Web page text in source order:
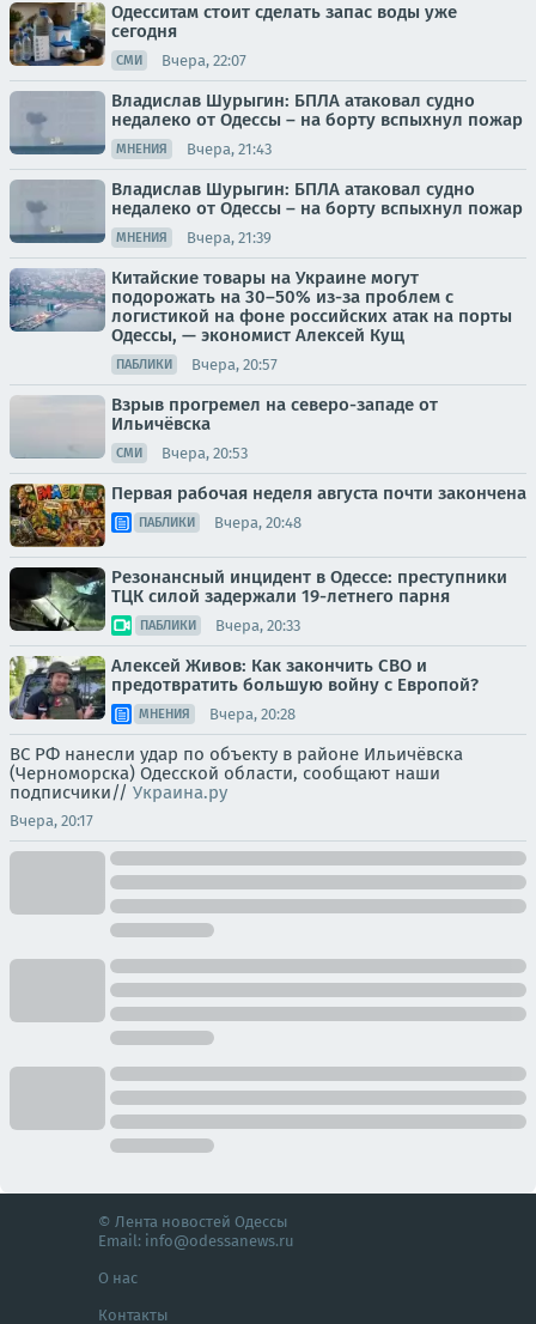
Одесситам стоит сделать запас воды уже
сегодня
СМИ Вчера, 22:07
Владислав Шурыгин: БПЛА атаковал судно
недалеко от Одессы – на борту вспыхнул пожар
МНЕНИЯ Вчера, 21:43
Владислав Шурыгин: БПЛА атаковал судно
недалеко от Одессы – на борту вспыхнул пожар
МНЕНИЯ Вчера, 21:39
Китайские товары на Украине могут
подорожать на 30–50% из-за проблем с
логистикой на фоне российских атак на порты
Одессы, — экономист Алексей Кущ
ПАБЛИКИ Вчера, 20:57
Взрыв прогремел на северо-западе от
Ильичёвска
СМИ Вчера, 20:53
Первая рабочая неделя августа почти закончена
ПАБЛИКИ Вчера, 20:48
Резонансный инцидент в Одессе: преступники
ТЦК силой задержали 19-летнего парня
ПАБЛИКИ Вчера, 20:33
Алексей Живов: Как закончить СВО и
предотвратить большую войну с Европой?
МНЕНИЯ Вчера, 20:28
ВС РФ нанесли удар по объекту в районе Ильичёвска
(Черноморска) Одесской области, сообщают наши
подписчики// Украина.ру
Вчера, 20:17
© Лента новостей Одессы
Email: info@odessanews.ru
О нас
Контакты